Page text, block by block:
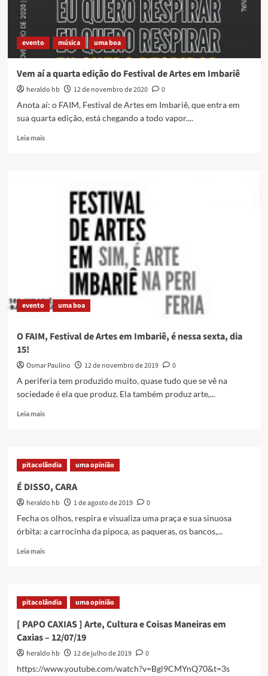
evento música uma boa
Vem aí a quarta edição do Festival de Artes em Imbariê
heraldo hb 12 de novembro de 2020
0
Anota aí: o FAIM, Festival de Artes em Imbariê, que entra em
sua quarta edição, está chegando a todo vapor....
Leia maisRead
evento uma boa
O FAIM, Festival de Artes em Imbariê, é nessa sexta, dia
15!
Osmar Paulino 12 de novembro de 2019
0
A periferia tem produzido muito, quase tudo que se vê na
sociedade é ela que produz. Ela também produz arte,...
Leia maisRead
FAIM,
Festival
Artes
em
Imbariê,
nessa
sexta,
pitacolândia uma opinião
É DISSO, CARA
heraldo hb 1 de agosto de 2019
0
Fecha os olhos, respira e visualiza uma praça e sua sinuosa
órbita: a carrocinha da pipoca, as paqueras, os bancos,...
Leia maisRead
DISSO,
CARA
pitacolândia uma opinião
[ PAPO CAXIAS ] Arte, Cultura e Coisas Maneiras em
Caxias – 12/07/19
heraldo hb 12 de julho de 2019
0
https://www.youtube.com/watch?v=Bgl9CMYnQ70&t=3s